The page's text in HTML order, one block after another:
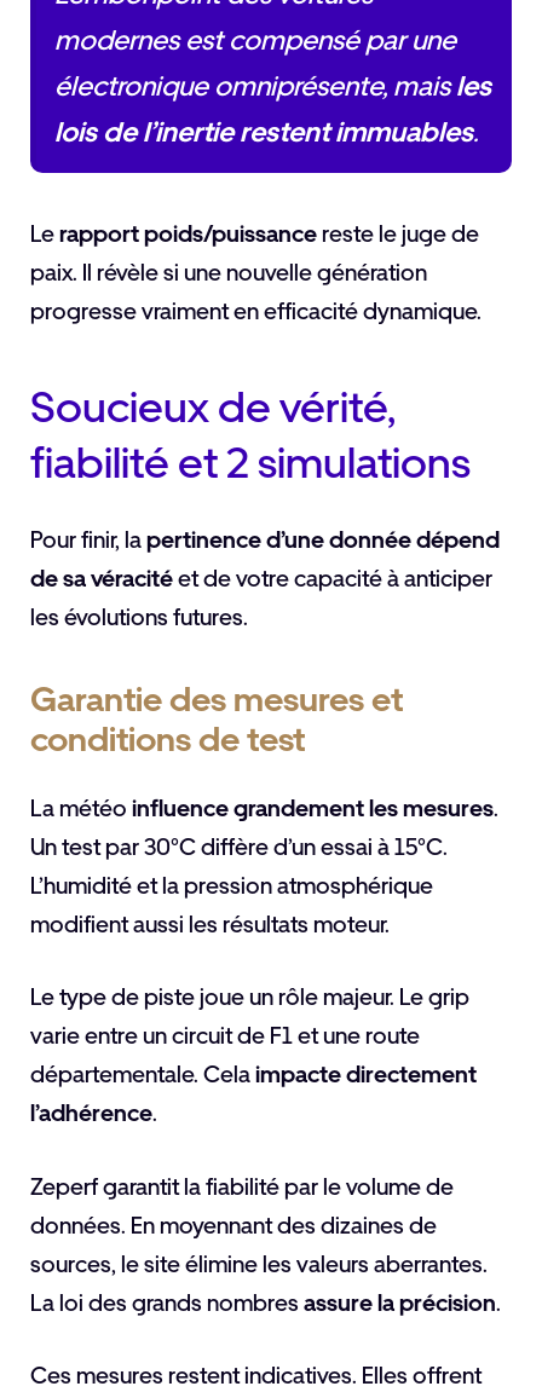
modernes est compensé par une
électronique omniprésente, maisles
lois de l’inertie restent immuables.
Lerapport poids/puissance reste le juge de
paix. Il révèle si une nouvelle génération
progresse vraiment en efficacité dynamique.
Soucieux de vérité,
fiabilité et 2 simulations
Pour finir, lapertinence d’une donnée dépend
de sa véracitéet de votre capacité à anticiper
les évolutions futures.
Garantie des mesures et
conditions de test
La météo influence grandement les mesures.
Un test par 30°C diffère d’un essai à 15°C.
L’humidité et la pression atmosphérique
modifient aussi les résultats moteur.
Le type de piste joue un rôle majeur. Le grip
varie entre un circuit de F1 et une route
départementale. Celaimpacte directement
l’adhérence.
Zeperf garantit la fiabilité par le volume de
données. En moyennant des dizaines de
sources, le site élimine les valeurs aberrantes.
La loi des grands nombres assure la précision.
Ces mesures restent indicatives. Elles offrent